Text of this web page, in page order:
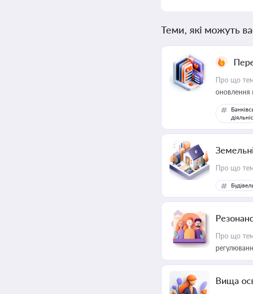
Теми, які можуть
Про що
оновлення
Про що
Про що
Вища